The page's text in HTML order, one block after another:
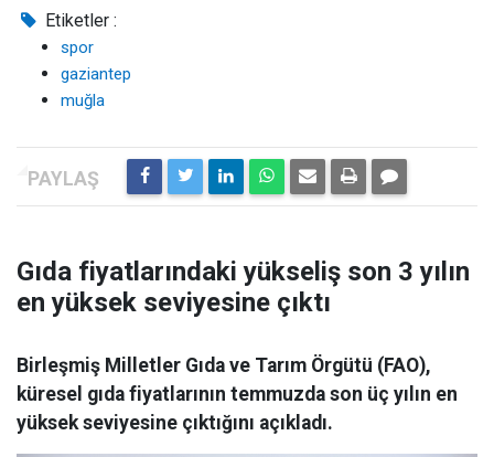
Etiketler :
spor
gaziantep
muğla
Gıda fiyatlarındaki yükseliş son 3 yılın
en yüksek seviyesine çıktı
Birleşmiş Milletler Gıda ve Tarım Örgütü (FAO),
küresel gıda fiyatlarının temmuzda son üç yılın en
yüksek seviyesine çıktığını açıkladı.